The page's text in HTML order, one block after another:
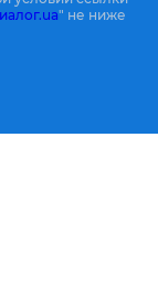
" не ниже